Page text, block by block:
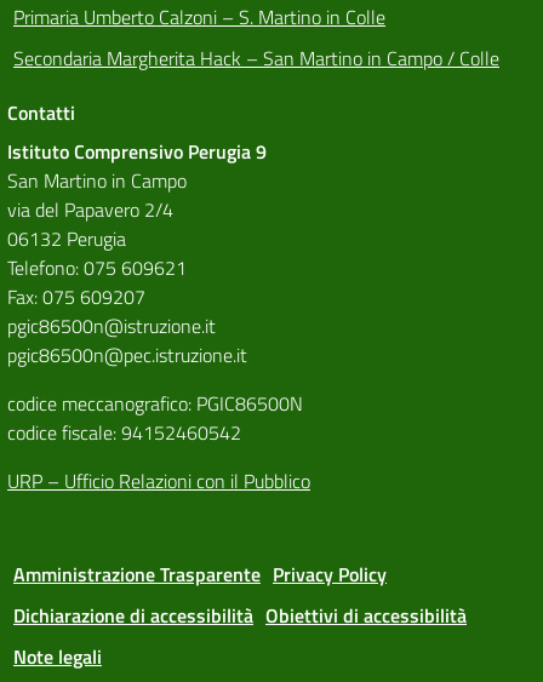
Primaria Umberto Calzoni – S. Martino in Colle
Secondaria Margherita Hack – San Martino in Campo / Colle
Contatti
Istituto Comprensivo Perugia 9
San Martino in Campo
via del Papavero 2/4
06132 Perugia
Telefono: 075 609621
Fax: 075 609207
pgic86500n@istruzione.it
pgic86500n@pec.istruzione.it
codice meccanografico: PGIC86500N
codice fiscale: 94152460542
URP – Ufficio Relazioni con il Pubblico
Amministrazione Trasparente Privacy Policy
Dichiarazione di accessibilità Obiettivi di accessibilità
Note legali